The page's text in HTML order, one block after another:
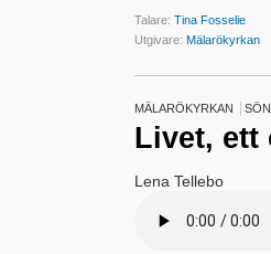
Talare: Tina Fosselie
Utgivare: Mälarökyrkan
MÄLARÖKYRKAN
Livet, ett
Lena Tellebo